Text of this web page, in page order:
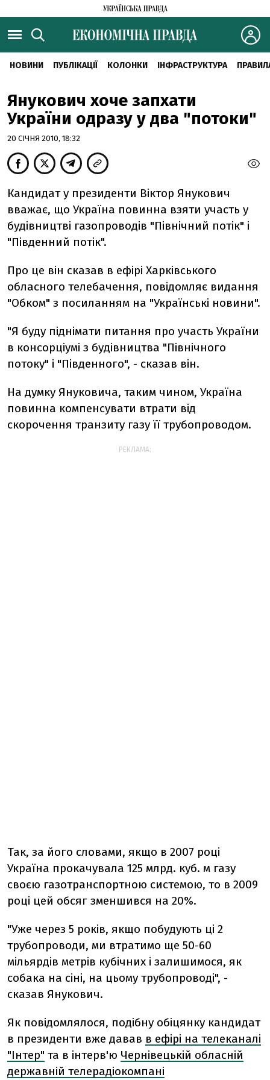
НОВИНИ ПУБЛІКАЦІЇ КОЛОНКИ ІНФРАСТРУКТУРА
Янукович хоче запхати
України одразу у два "потоки"
20 СІЧНЯ 2010, 18:32
Кандидат у президенти Віктор Янукович
вважає, що Україна повинна взяти участь у
будівництві газопроводів "Північний потік" і
"Південний потік".
Про це він сказав в ефірі Харківського
обласного телебачення, повідомляє видання
"Обком" з посиланням на "Українські новини".
"Я буду піднімати питання про участь України
в консорціумі з будівництва "Північного
потоку" і "Південного", - сказав він.
На думку Януковича, таким чином, Україна
повинна компенсувати втрати від
скорочення транзиту газу її трубопроводом.
РЕКЛАМА:
Так, за його словами, якщо в 2007 році
Україна прокачувала 125 млрд. куб. м газу
своєю газотранспортною системою, то в 2009
році цей обсяг зменшився на 20%.
"Уже через 5 років, якщо побудують ці 2
трубопроводи, ми втратимо ще 50-60
мільярдів метрів кубічних і залишимося, як
собака на сіні, на цьому трубопроводі", -
сказав Янукович.
Як повідомлялося, подібну обіцянку кандидат
в президенти вже давав в ефірі на телеканалі
"Інтер" та в інтерв'ю Чернівецькій обласній
державній телерадіокомпані